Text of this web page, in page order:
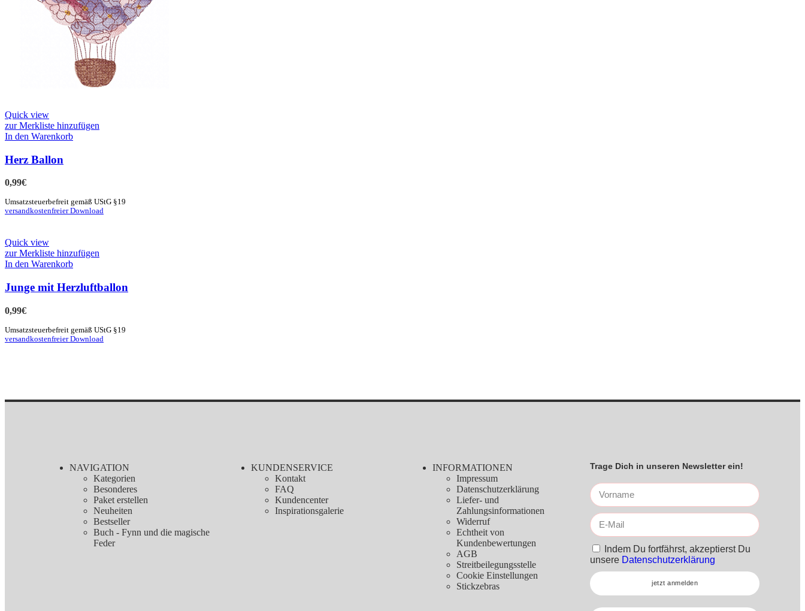
Quick view
zur Merkliste hinzufügen
In den Warenkorb
Herz Ballon
0,99€
Umsatzsteuerbefreit gemäß UStG §19
versandkostenfreier Download
Quick view
zur Merkliste hinzufügen
In den Warenkorb
Junge mit Herzluftballon
0,99€
Umsatzsteuerbefreit gemäß UStG §19
versandkostenfreier Download
NAVIGATION
Kategorien
Besonderes
Paket erstellen
Neuheiten
Bestseller
Buch - Fynn und die magische
Feder
KUNDENSERVICE
Kontakt
FAQ
Kundencenter
Inspirationsgalerie
INFORMATIONEN
Impressum
Datenschutzerklärung
Liefer- und
Zahlungsinformationen
Widerruf
Echtheit von
Kundenbewertungen
AGB
Streitbeilegungsstelle
Cookie Einstellungen
Stickzebras
Trage Dich in unseren Newsletter ein!
Indem Du fortfährst, akzeptierst Du
unsere Datenschutzerklärung
jetzt anmelden